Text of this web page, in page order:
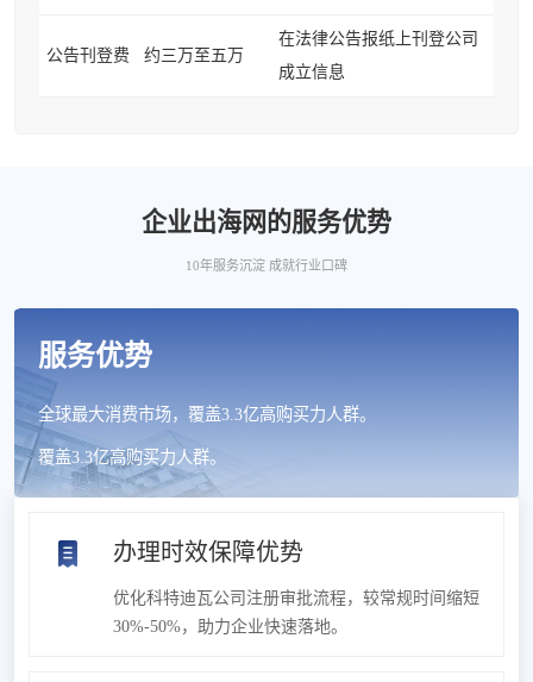
公告刊登费 约三万至五万
在法律公告报纸上刊登公司
成立信息
企业出海网的服务优势
10年服务沉淀 成就行业口碑
服务优势
全球最大消费市场，覆盖3.3亿高购买力人群。
覆盖3.3亿高购买力人群。
办理时效保障优势
优化科特迪瓦公司注册审批流程，较常规时间缩短
30%-50%，助力企业快速落地。